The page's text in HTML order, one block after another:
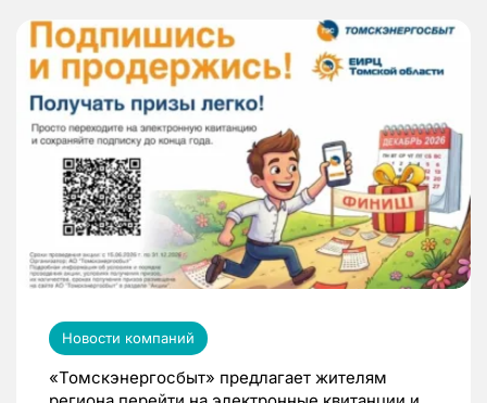
Новости компаний
«Томскэнергосбыт» предлагает жителям